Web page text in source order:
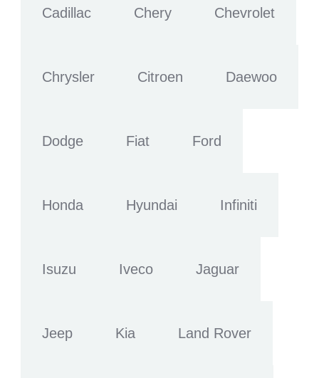
Cadillac Chery Chevrolet
Chrysler Citroen Daewoo
Dodge Fiat Ford
Honda Hyundai Infiniti
Isuzu Iveco Jaguar
Jeep Kia Land Rover